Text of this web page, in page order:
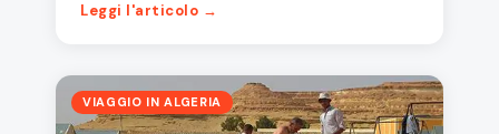
Leggi l'articolo →
VIAGGIO IN ALGERIA